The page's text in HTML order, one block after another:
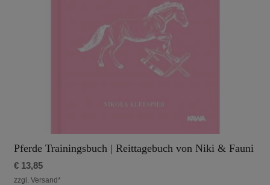
Pferde Trainingsbuch | Reittagebuch von Niki & Fauni
€13,85
zzgl. Versand*